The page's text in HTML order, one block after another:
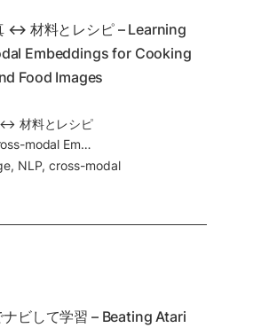
↔︎ 材料とレシピ – Learning
Embeddings for Cooking
Food Images
材料とレシピ
Learning Cross-modal Embeddings for Cooking Recipes and Food Images
NLP cross-modal
ビして学習 – Beating Atari